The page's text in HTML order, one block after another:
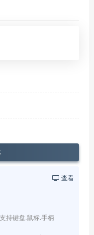
查看
持键盘.鼠标.手柄